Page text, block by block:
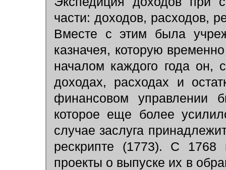
части: доходов, расходов,
Вместе с этим была
казначея, которую
началом каждого года он,
доходах, расходах и
финансовом управлении
которое еще более
случае заслуга
рескрипте (1773). С 1768
проекты о выпуске их в